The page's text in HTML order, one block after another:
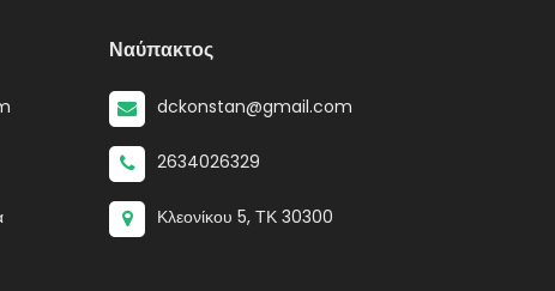
Ναύπακτος
dckonstan@gmail.com
2634026329
Κλεονίκου 5, ΤΚ 30300